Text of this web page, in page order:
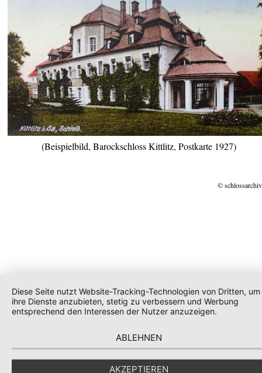
(Beispielbild, Barockschloss Kittlitz, Postkarte 1927)
©
Diese Seite nutzt Website-Tracking-Technologien von Dritten, um
ihre Dienste anzubieten, stetig zu verbessern und Werbung
entsprechend den Interessen der Nutzer anzuzeigen.
ABLEHNEN
AKZEPTIEREN